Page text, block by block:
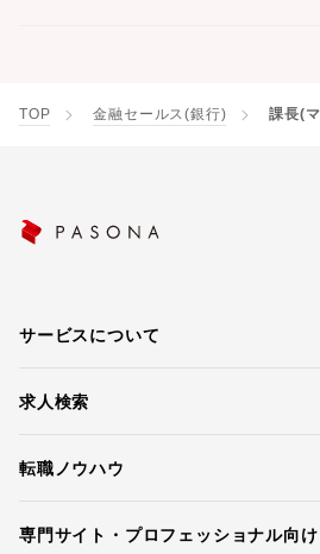
TOP 金融セールス(銀行) 課長(
サービスについて
求人検索
転職ノウハウ
専門サイト・プロフェッショナル向け